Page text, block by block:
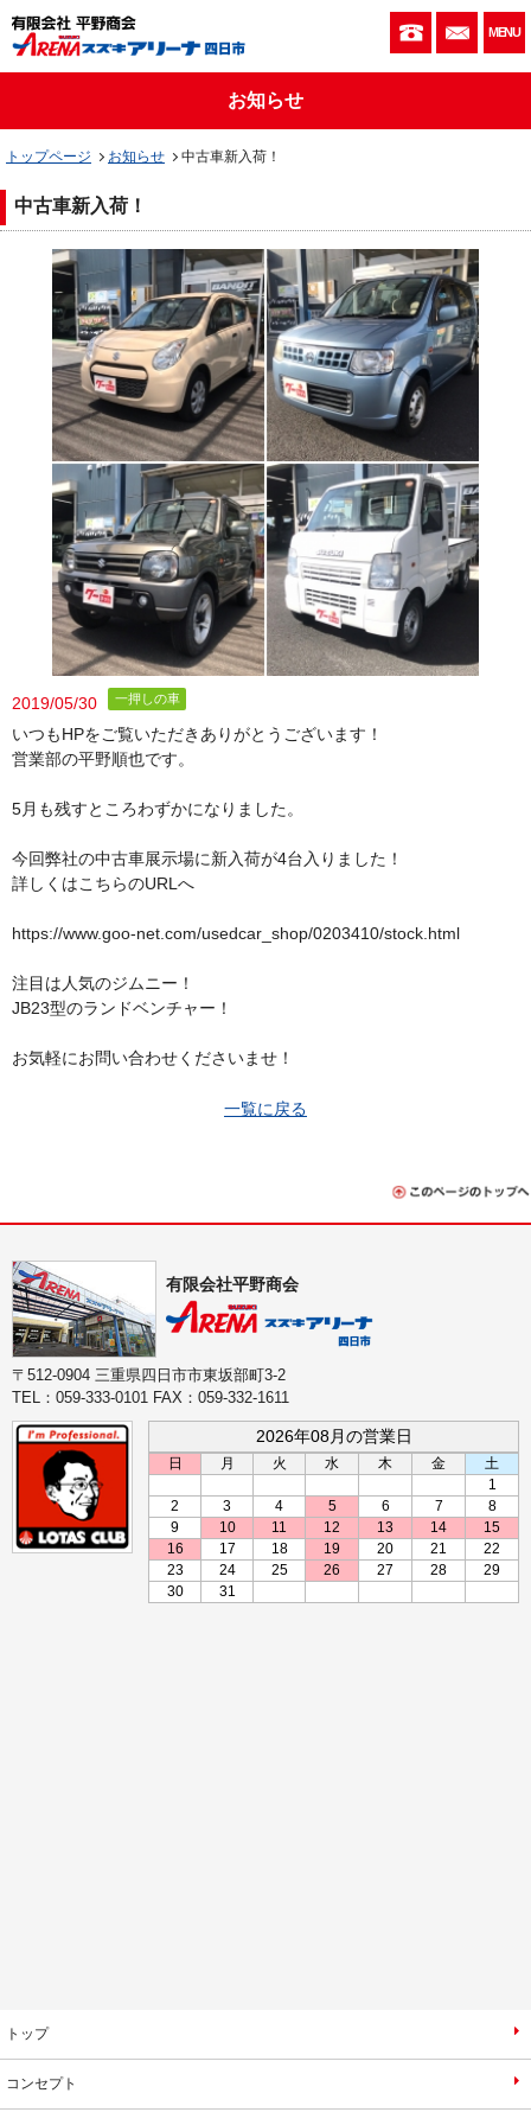
059-333-お問
MENU
お知らせ
トップページ お知らせ 中古車新入荷！
中古車新入荷！
2019/05/30 一押しの車
いつもHPをご覧いただきありがとうございます！
営業部の平野順也です。
5月も残すところわずかになりました。
今回弊社の中古車展示場に新入荷が4台入りました！
詳しくはこちらのURLへ
https://www.goo-net.com/usedcar_shop/0203410/stock.html
注目は人気のジムニー！
JB23型のランドベンチャー！
お気軽にお問い合わせくださいませ！
一覧に戻る
有限会社平野商会
〒512-0904 三重県四日市市東坂部町3-2
TEL：059-333-0101 FAX：059-332-1611
2026年08月の営業日
日 月 火 水 木 金
土
1
2
3 4 5 6 7
8
9
10 11 12 13 14
15
16
17 18 19 20 21
22
23
24 25 26 27 28
29
30
31
トップ
コンセプト